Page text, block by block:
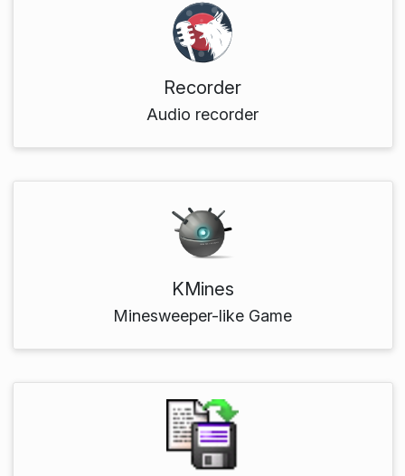
Recorder
Audio recorder
KMines
Minesweeper-like Game